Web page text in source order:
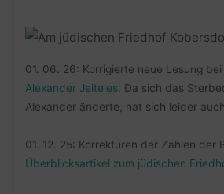
01. 06. 26: Korrigierte neue Lesung bei
Alexander Jeiteles. Da sich das
Alexander änderte, hat sich leider
01. 12. 25: Korrekturen der Zahlen der
Überblicksartikel zum jüdischen